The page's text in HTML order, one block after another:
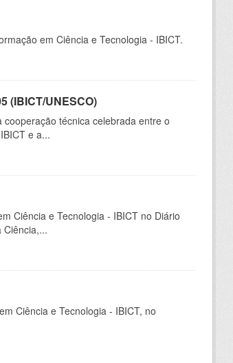
em Ciência e Tecnologia - IBICT.
(IBICT/UNESCO)
técnica celebrada entre o
e a...
Ciência e Tecnologia - IBICT no Diário
Ciência,...
Ciência e Tecnologia - IBICT, no